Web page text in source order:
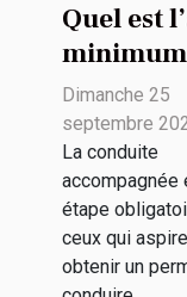
Quel est
minimum
pour une
conduite
?
Dimanche 25
septembre
La conduite
accompagnée
étape
ceux qui
obtenir un